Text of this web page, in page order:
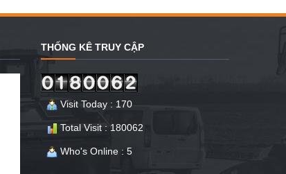
THỐNG KÊ TRUY CẬP
Visit Today : 170
Total Visit : 180062
Who's Online : 5